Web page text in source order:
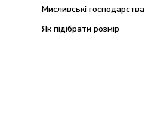
Мисливські господарства
Як підібрати розмір